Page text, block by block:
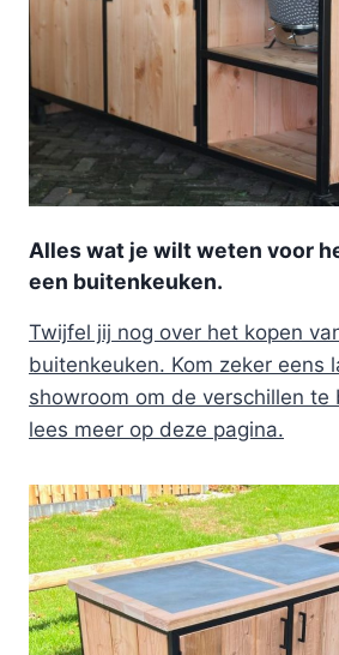
Alles wat je wilt weten voor
een buitenkeuken.
Twijfel jij nog over het kopen
buitenkeuken. Kom zeker eens
showroom om de verschillen te
lees meer op deze pagina.